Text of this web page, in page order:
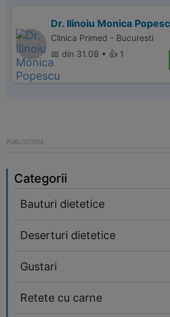
Dr. Ilinoiu Monica
Clinica Primed - Bucuresti
📅 din 31.08 • 👍 1
Categorii
Bauturi dietetice
Deserturi dietetice
Gustari
Retete cu carne